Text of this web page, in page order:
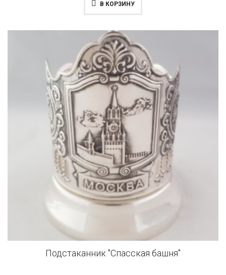
В КОРЗИНУ
Подстаканник "Спасская башня"